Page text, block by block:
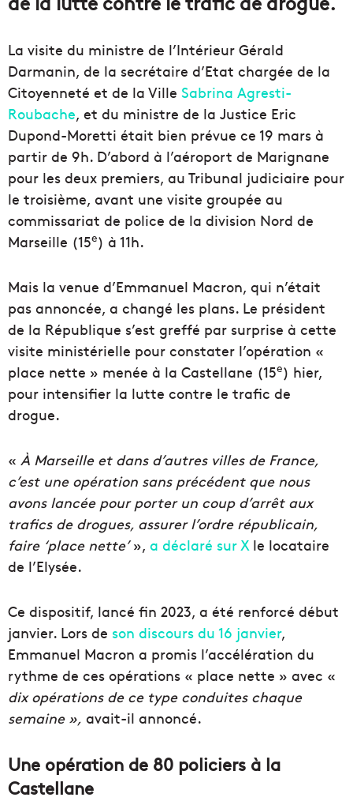
La visite du ministre de l’Intérieur Gérald
Darmanin, de la secrétaire d’Etat chargée de la
Citoyenneté et de la Ville Sabrina Agresti-
Roubache, et du ministre de la Justice Eric
Dupond-Moretti était bien prévue ce 19 mars à
partir de 9h. D’abord à l’aéroport de Marignane
pour les deux premiers, au Tribunal judiciaire pour
le troisième, avant une visite groupée au
commissariat de police de la division Nord de
Marseille (15e) à 11h.
Mais la venue d’Emmanuel Macron, qui n’était
pas annoncée, a changé les plans. Le président
de la République s’est greffé par surprise à cette
visite ministérielle pour constater l’opération «
place nette » menée à la Castellane (15e) hier,
pour intensifier la lutte contre le trafic de
drogue.
« À Marseille et dans d’autres villes de France,
c’est une opération sans précédent que nous
avons lancée pour porter un coup d’arrêt aux
trafics de drogues, assurer l’ordre républicain,
faire ‘place nette’», a déclaré sur Xle locataire
de l’Elysée.
Ce dispositif, lancé fin 2023, a été renforcé début
janvier. Lors de son discours du 16 janvier,
Emmanuel Macron a promis l’accélération du
rythme de ces opérations « place nette » avec «
dix opérations de ce type conduites chaque
semaine », avait-il annoncé.
Une opération de 80 policiers à la
Castellane